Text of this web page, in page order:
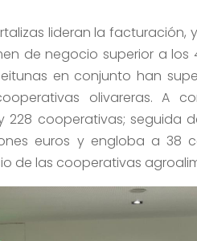
lideran la facturación,
de negocio superior a los
en conjunto han
olivareras. A
228 cooperativas; seguida
euros y engloba a 38
de las cooperativas